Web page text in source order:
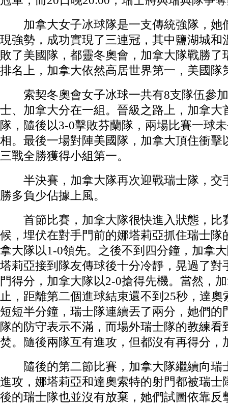
加拿大女子冰球隊是一支傳統強隊，她
現強勢，成功實現了三連冠，其中鹽湖城和
敗了美國隊，都靈冬奧會，加拿大隊戰勝了
排名上，加拿大依然高居世界第一，美國隊
索契冬奧會女子冰球一共有8支隊伍參加
士、加拿大分在一組。晉級之路上，加拿大
隊，隨後以3-0擊敗芬蘭隊，兩場比賽一球
相。最後一場對陣美國隊，加拿大頂住衝擊
三戰全勝獲得小組第一。
半決賽，加拿大隊再次迎戰瑞士隊，交
勝多負少佔據上風。
首節比賽，加拿大隊很快進入狀態，比
候，埋伏在對手門前的娜塔莉亞抓住瑞士隊
拿大隊以1-0領先。之後不到四分鐘，加拿
塔莉亞接到隊友傳球後十分冷靜，晃過了對
門得分，加拿大隊以2-0搶得先機。當然，
止，距離第二個進球結束還不到25秒，達
短短半分鐘，瑞士隊連續丟了兩分，她們的
隊的防守表示不滿，而場外瑞士隊的教練看
焚。隨後兩隊互有進攻，但都沒有再得分，
隨後的第二節比賽，加拿大隊繼續向瑞
進攻，娜塔莉亞和達奧索特的射門都被瑞士
後的瑞士隊也並沒有放棄，她們試圖依靠反